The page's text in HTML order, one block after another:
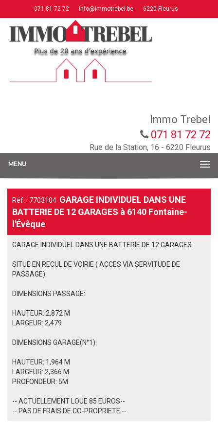
071 81 72 72 info@immotrebel.be 6220 Fleurus
Immo Trebel
071 81 72 72
Rue de la Station, 16 - 6220 Fleurus
MENU
Réf. : 7703104 GARAGE INDIVIDUEL DANS UNE
BATTERIE DE 12 GARAGES à 6140 Fontaine-
l'Évêque
GARAGE INDIVIDUEL DANS UNE BATTERIE DE 12 GARAGES
SITUE EN RECUL DE VOIRIE ( ACCES VIA SERVITUDE DE
PASSAGE)
DIMENSIONS PASSAGE:
HAUTEUR: 2,872 M
LARGEUR: 2,479
DIMENSIONS GARAGE(N°1):
HAUTEUR: 1,964 M
LARGEUR: 2,366 M
PROFONDEUR: 5M
-- ACTUELLEMENT LOUE 85 EUROS--
-- PAS DE FRAIS DE CO-PROPRIETE --